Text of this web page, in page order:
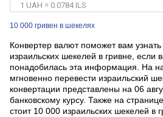
10 000 гривен в шекелях
1 UAH = 0.0784 ILS
Конвертер валют поможет вам
израильских шекелей в гривне, если
понадобилась эта информация. На
мгновенно перевести израильский
конвертации представлены на 06
банковскому курсу. Также на
стоит 10 000 израильских шекелей в